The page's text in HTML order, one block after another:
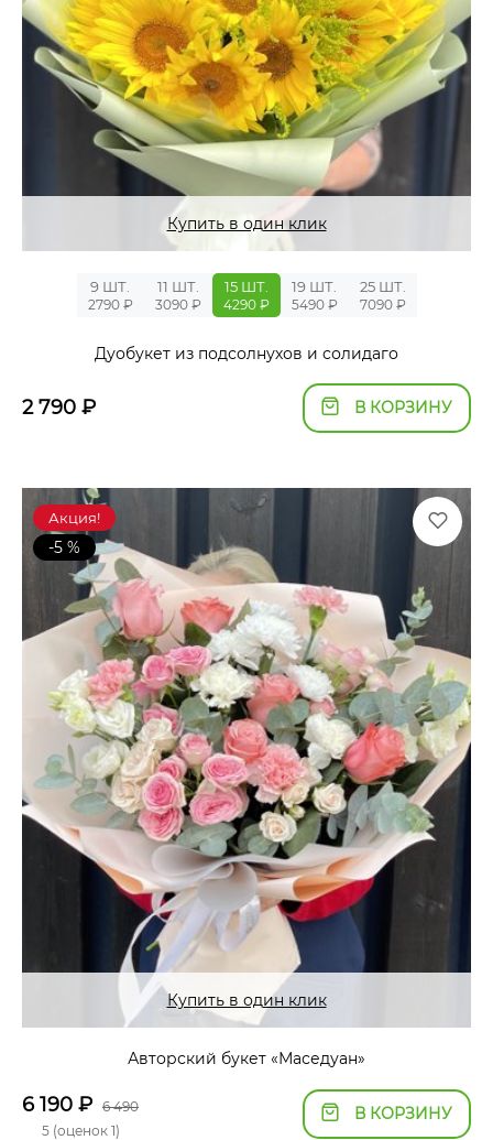
Купить в один клик
9 ШТ.
2790 ₽
11 ШТ.
3090 ₽
15 ШТ.
4290 ₽
19 ШТ.
5490 ₽
25 ШТ.
7090 ₽
Дуобукет из подсолнухов и солидаго
2 790 ₽ В КОРЗИНУ
Акция!
-5 %
Купить в один клик
Авторский букет «Маседуан»
6 190 ₽ 6 490
5 (оценок 1)
В КОРЗИНУ